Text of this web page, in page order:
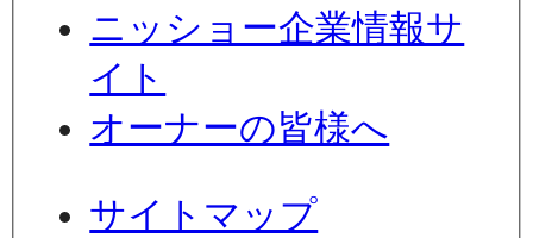
ニッショー企業情報サ
イト
オーナーの皆様へ
サイトマップ